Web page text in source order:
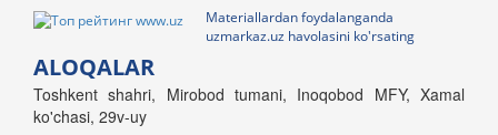
Materiallardan foydalanganda
uzmarkaz.uz havolasini ko'rsating
ALOQALAR
Toshkent shahri, Mirobod tumani, Inoqobod MFY, Xamal
ko'chasi, 29v-uy